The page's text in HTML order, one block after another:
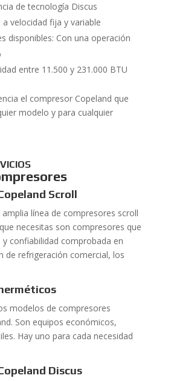
de tecnología Discus
velocidad fija y variable
disponibles: Con una operación
entre 11.500 y 231.000 BTU
el compresor Copeland que
modelo y para cualquier
Scroll
línea de compresores scroll
necesitas son compresores que
confiabilidad comprobada en
de refrigeración comercial, los
modelos de compresores
Son equipos económicos,
Hay uno para cada necesidad
Discus